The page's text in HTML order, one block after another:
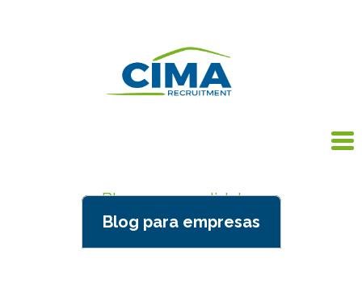
Blog para candidatos
Blog para empresas